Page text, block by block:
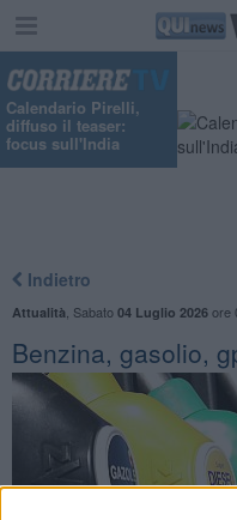
Calendario Pirelli,
diffuso il teaser:
focus sull'India
Indietro
Attualità Sabato 04 Luglio 2026ore
Benzina, gasolio,